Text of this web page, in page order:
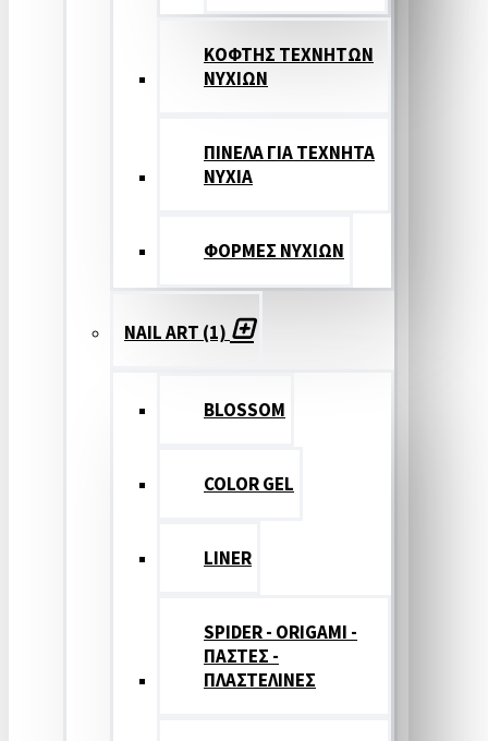
ΚΟΦΤΗΣ ΤΕΧΝΗΤΩΝ
ΝΥΧΙΩΝ
ΠΙΝΕΛΑ ΓΙΑ ΤΕΧΝΗΤΑ
ΝΥΧΙΑ
ΦΟΡΜΕΣ ΝΥΧΙΩΝ
NAIL ART (1)
BLOSSOM
COLOR GEL
LINER
SPIDER - ORIGAMI -
ΠΑΣΤΕΣ -
ΠΛΑΣΤΕΛΙΝΕΣ